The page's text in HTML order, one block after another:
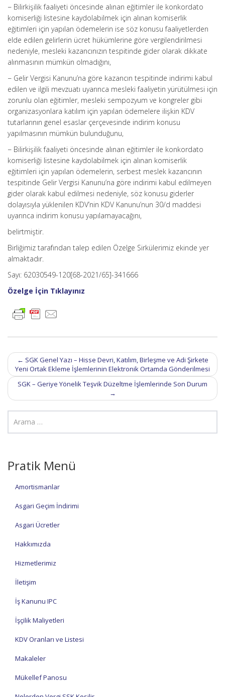
− Bilirkişilik faaliyeti öncesinde alınan eğitimler ile konkordato
komiserliği listesine kaydolabilmek için alınan komiserlik
eğitimleri için yapılan ödemelerin ise söz konusu faaliyetlerden
elde edilen gelirlerin ücret hükümlerine göre vergilendirilmesi
nedeniyle, mesleki kazancınızın tespitinde gider olarak dikkate
alınmasının mümkün olmadığını,
− Gelir Vergisi Kanunu’na göre kazancın tespitinde indirimi kabul
edilen ve ilgili mevzuatı uyarınca mesleki faaliyetin yürütülmesi için
zorunlu olan eğitimler, mesleki sempozyum ve kongreler gibi
organizasyonlara katılım için yapılan ödemelere ilişkin KDV
tutarlarının genel esaslar çerçevesinde indirim konusu
yapılmasının mümkün bulunduğunu,
− Bilirkişilik faaliyeti öncesinde alınan eğitimler ile konkordato
komiserliği listesine kaydolabilmek için alınan komiserlik
eğitimleri için yapılan ödemelerin, serbest meslek kazancının
tespitinde Gelir Vergisi Kanunu’na göre indirimi kabul edilmeyen
gider olarak kabul edilmesi nedeniyle, söz konusu giderler
dolayısıyla yüklenilen KDV’nin KDV Kanunu’nun 30/d maddesi
uyarınca indirim konusu yapılamayacağını,
belirtmiştir.
Birliğimiz tarafından talep edilen Özelge Sirkülerimiz ekinde yer
almaktadır.
Sayı: 62030549-120[68-2021/65]-341666
Özelge İçin Tıklayınız
Post
navigation
← SGK Genel Yazı – Hisse Devri, Katılım, Birleşme ve Adi Şirkete
Yeni Ortak Ekleme İşlemlerinin Elektronik Ortamda Gönderilmesi
SGK – Geriye Yönelik Teşvik Düzeltme İşlemlerinde Son Durum
→
Pratik Menü
Amortismanlar
Asgari Geçim İndirimi
Asgari Ücretler
Hakkımızda
Hizmetlerimiz
İletişim
İş Kanunu IPC
İşçilik Maliyetleri
KDV Oranları ve Listesi
Makaleler
Mükellef Panosu